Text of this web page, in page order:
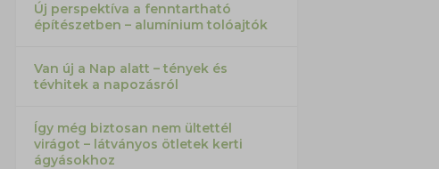
Új perspektíva a fenntartható
építészetben – alumínium tolóajtók
Van új a Nap alatt – tények és
tévhitek a napozásról
Így még biztosan nem ültettél
virágot – látványos ötletek kerti
ágyásokhoz